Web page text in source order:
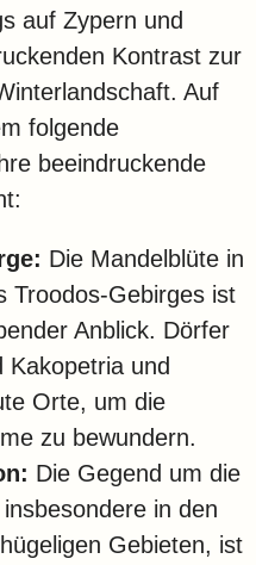
auf Zypern und
Kontrast zur
Auf
folgende
beeindruckende
Die Mandelblüte in
Troodos-Gebirges ist
Anblick. Dörfer
Kakopetria und
Orte, um die
zu bewundern.
Die Gegend um die
in den
Gebieten, ist